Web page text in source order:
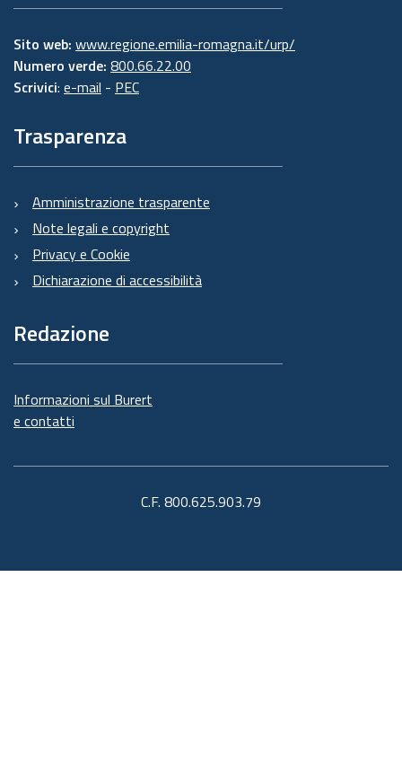
Sito web: www.regione.emilia-romagna.it/urp/
Numero verde: 800.66.22.00
Scrivici: e-mail - PEC
Trasparenza
Amministrazione trasparente
Note legali e copyright
Privacy e Cookie
Dichiarazione di accessibilità
Redazione
Informazioni sul Burert
e contatti
C.F. 800.625.903.79